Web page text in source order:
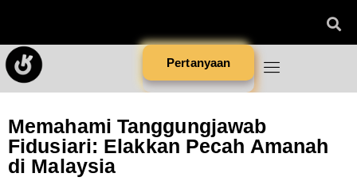
Pertanyaan
Memahami Tanggungjawab
Fidusiari: Elakkan Pecah Amanah
di Malaysia